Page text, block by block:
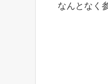
なんとなく